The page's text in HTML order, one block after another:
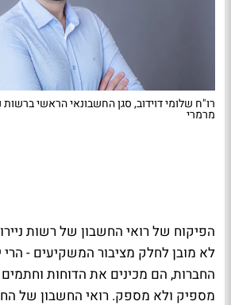
רו"ח שלומי דוידוב, סגן החשבונאי הראשי ברשות
מרמרי
הפיקוח של רואי החשבון של רשות
לא מובן לחלק מציבור המשקיעים -
החברות, הם מכינים את הדוחות
מספיק ולא מספק. רואי החשבון של